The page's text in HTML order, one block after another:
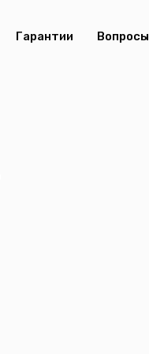
Гарантии Вопросы